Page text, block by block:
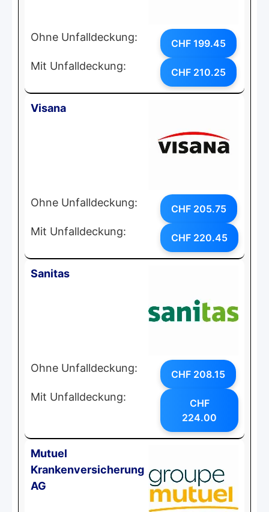
Ohne Unfalldeckung: CHF 199.45
Mit Unfalldeckung: CHF 210.25
Visana
Ohne Unfalldeckung: CHF 205.75
Mit Unfalldeckung: CHF 220.45
Sanitas
Ohne Unfalldeckung: CHF 208.15
Mit Unfalldeckung:
CHF
224.00
Mutuel
Krankenversicherung
AG